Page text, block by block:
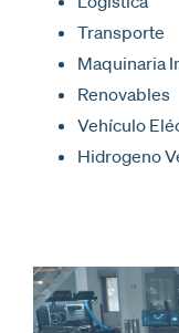
Transporte
Maquinaria
Renovables
Vehículo
Hidrogeno